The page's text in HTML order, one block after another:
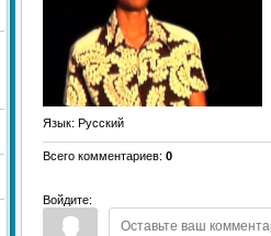
Язык: Русский
Всего комментариев: 0
Войдите: